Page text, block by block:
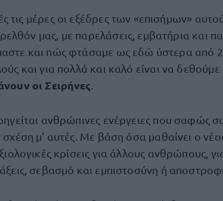
τις μέρες οι εξέδρες των «επισήμων»
μας, με παρελάσεις, εμβατήρια και
και πώς φτάσαμε ως εδώ ύστερα από
και για πολλά και καλό είναι να δεθούμε
οι Σειρήνες
ανθρώπινες ενέργειες που σαφώς
μ' αυτές. Με βάση όσα μαθαίνει ο
κρίσεις για άλλους ανθρώπους,
σεβασμό και εμπιστοσύνη ή